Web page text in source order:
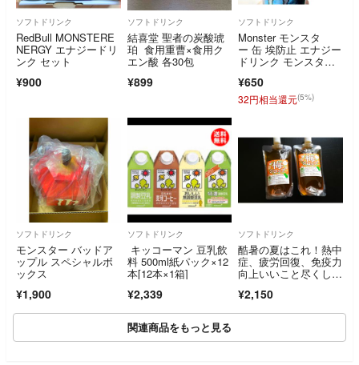
ソフトドリンク
RedBull MONSTERE
NERGY エナジードリ
ンク セット
¥900
ソフトドリンク
結喜堂 聖者の炭酸琥
珀 食用重曹×食用ク
エン酸 各30包
¥899
ソフトドリンク
Monster モンスタ
ー 缶 埃防止 エナジー
ドリンク モンスター
¥650
32円相当還元(5%)
ソフトドリンク
モンスター バッドア
ップル スペシャルボ
ックス
¥1,900
ソフトドリンク
キッコーマン 豆乳飲
料 500ml紙パック×12
本[12本×1箱]
¥2,339
ソフトドリンク
酷暑の夏はこれ！熱中
症、疲労回復、免疫力
向上いいこと尽くしの
用】2本
¥2,150
関連商品をもっと見る